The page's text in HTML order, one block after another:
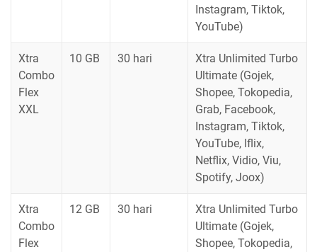
Instagram, Tiktok,
YouTube)
Xtra
Combo
Flex
XXL
10 GB 30 hari
Xtra Unlimited Turbo
Ultimate (Gojek,
Shopee, Tokopedia,
Grab, Facebook,
Instagram, Tiktok,
YouTube, Iflix,
Netflix, Vidio, Viu,
Spotify, Joox)
Xtra
Combo
Flex
12 GB 30 hari
Xtra Unlimited Turbo
Ultimate (Gojek,
Shopee, Tokopedia,